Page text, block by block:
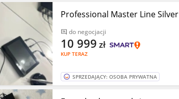
Professional Master Line Silver
do negocjacji
KUP TERAZ
10 999 zł
SPRZEDAJĄCY: OSOBA PRYWATNA